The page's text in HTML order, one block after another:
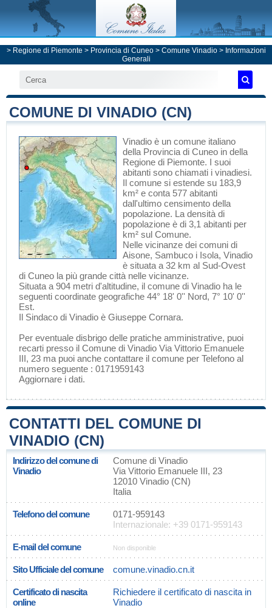
> Regione di Piemonte > Provincia di Cuneo> Comune Vinadio> Informazioni
Generali
COMUNE DI VINADIO (CN)
Vinadio è un comune italiano
della Provincia di Cuneo in della
Regione di Piemonte. I suoi
abitanti sono chiamati i vinadiesi.
Il comune si estende su 183,9
km² e conta 577 abitanti
dall'ultimo censimento della
popolazione. La densità di
popolazione è di 3,1 abitanti per
km² sul Comune.
Nelle vicinanze dei comuni di
Aisone, Sambuco i Isola, Vinadio
è situata a 32 km al Sud-Ovest
di Cuneo la più grande città nelle vicinanze.
Situata a 904 metri d'altitudine, il comune di Vinadio ha le
seguenti coordinate geografiche 44° 18' 0'' Nord, 7° 10' 0''
Est.
Il Sindaco di Vinadio è Giuseppe Cornara.
Per eventuale disbrigo delle pratiche amministrative, puoi
recarti presso il Comune di Vinadio Via Vittorio Emanuele
III, 23 ma puoi anche contattare il comune per Telefono al
numero seguente : 0171959143
Aggiornare i dati.
CONTATTI DEL COMUNE DI
VINADIO (CN)
Indirizzo del comune di
Vinadio
Comune di Vinadio
Via Vittorio Emanuele III, 23
12010 Vinadio (CN)
Italia
Telefono del comune
0171-959143
Internazionale: +39 0171-959143
E-mail del comune Non disponible
Sito Ufficiale del comune comune.vinadio.cn.it
Certificato di nascita
online
Richiedere il certificato di nascita in
Vinadio